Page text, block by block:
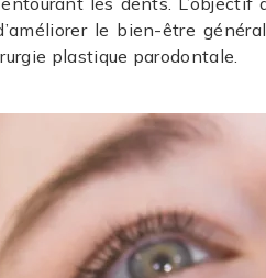
le bien-être
plastique parodontale.